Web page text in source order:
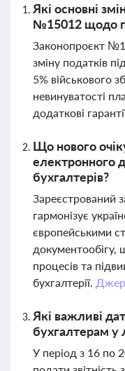
Які основні
№15012 щодо
Законопроєкт
зміну податків
5% військового
невинуватості
додаткові
Що нового
електронного
бухгалтерів?
Зареєстрований
гармонізує
європейськими
документообігу,
процесів та
бухгалтерії.
Які важливі
бухгалтерам у
У період з 16 по